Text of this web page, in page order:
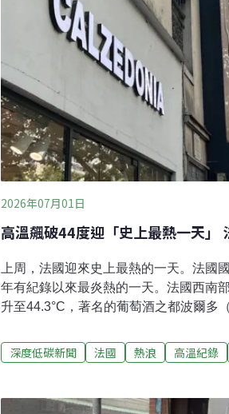
2026年07月01日
高溫飆破44度迎「史上最熱一天」
上周，法國迎來史上最熱的一天。法國
年有紀錄以來最炎熱的一天。法國西南
升至44.3°C，著名的葡萄酒之都波爾多
出，這波自6月20日開始的熱浪，是歐
共健康局28日表示，自24日熱浪爆發以
巴黎市24小時開放市區多座公園，供居
深度低碳新聞 法國 熱浪 高溫紀錄